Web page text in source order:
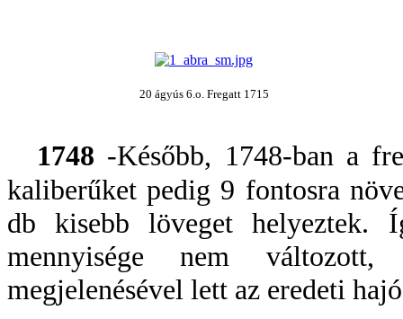
20 ágyús 6.o. Fregatt 1715
1748 -Később, 1748-ban a
kaliberűket pedig 9 fontosra
db kisebb löveget helyeztek.
mennyisége nem
megjelenésével lett az eredeti